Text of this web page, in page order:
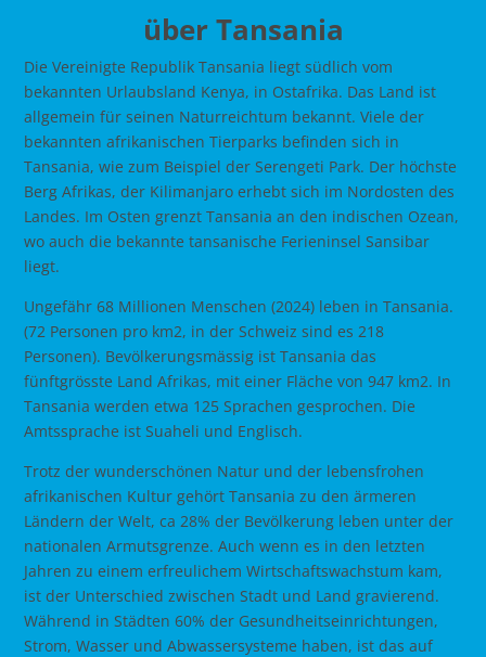
über Tansania
Die Vereinigte Republik Tansania liegt südlich vom
bekannten Urlaubsland Kenya, in Ostafrika. Das Land ist
allgemein für seinen Naturreichtum bekannt. Viele der
bekannten afrikanischen Tierparks befinden sich in
Tansania, wie zum Beispiel der Serengeti Park. Der höchste
Berg Afrikas, der Kilimanjaro erhebt sich im Nordosten des
Landes. Im Osten grenzt Tansania an den indischen Ozean,
wo auch die bekannte tansanische Ferieninsel Sansibar
liegt.
Ungefähr 68 Millionen Menschen (2024) leben in Tansania.
(72 Personen pro km2, in der Schweiz sind es 218
Personen). Bevölkerungsmässig ist Tansania das
fünftgrösste Land Afrikas, mit einer Fläche von 947 km2. In
Tansania werden etwa 125 Sprachen gesprochen. Die
Amtssprache ist Suaheli und Englisch.
Trotz der wunderschönen Natur und der lebensfrohen
afrikanischen Kultur gehört Tansania zu den ärmeren
Ländern der Welt, ca 28% der Bevölkerung leben unter der
nationalen Armutsgrenze. Auch wenn es in den letzten
Jahren zu einem erfreulichem Wirtschaftswachstum kam,
ist der Unterschied zwischen Stadt und Land gravierend.
Während in Städten 60% der Gesundheitseinrichtungen,
Strom, Wasser und Abwassersysteme haben, ist das auf